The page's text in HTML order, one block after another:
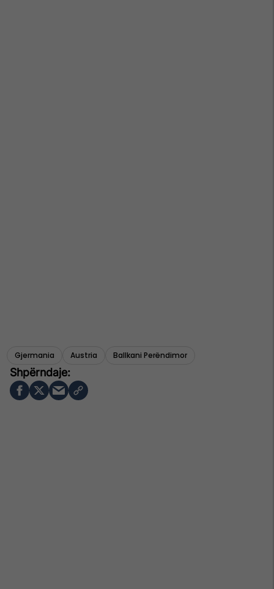
Gjermania Austria Ballkani Perëndimor